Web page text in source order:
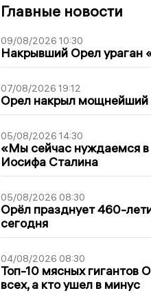
Главные новости
09/08/2026 10:30
Накрывший Орел ураган
07/08/2026 19:12
Орел накрыл мощнейший
05/08/2026 14:30
«Мы сейчас нуждаемся в
Иосифа Сталина
05/08/2026 08:30
Орёл празднует 460-
сегодня
04/08/2026 08:30
Топ-10 мясных гигантов
всех, а кто ушел в минус